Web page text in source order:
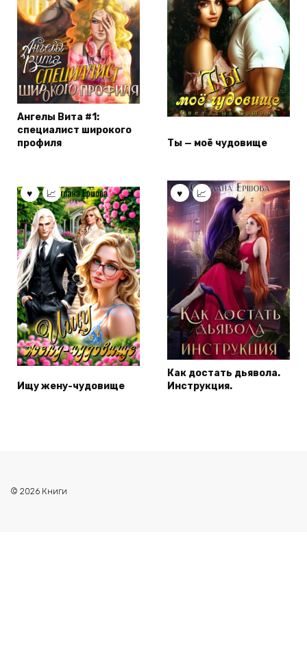
Ангелы Вита #1:
специалист широкого
профиля
Ты — моё чудовище
Ищу жену-чудовище
Как достать дьявола.
Инструкция.
© 2026 Книги